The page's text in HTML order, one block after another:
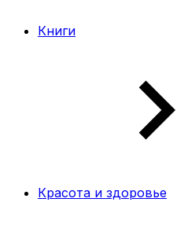
Книги
Красота и здоровье